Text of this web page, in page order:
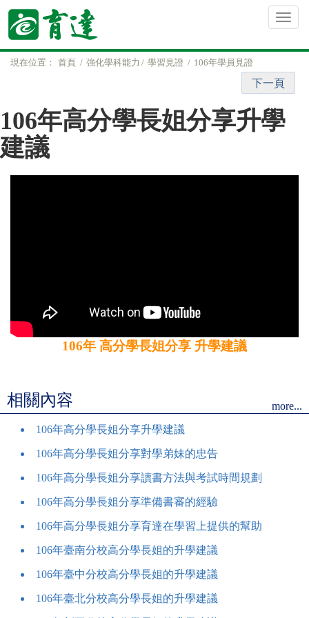
現在位置： 首頁 強化學科能力 學習見證 106年學員見證
下一頁
106年高分學長姐分享升學
建議
106年 高分學長姐分享 升學建議
more...
相關內容
106年高分學長姐分享升學建議
106年高分學長姐分享對學弟妹的忠告
106年高分學長姐分享讀書方法與考試時間規劃
106年高分學長姐分享準備書審的經驗
106年高分學長姐分享育達在學習上提供的幫助
106年臺南分校高分學長姐的升學建議
106年臺中分校高分學長姐的升學建議
106年臺北分校高分學長姐的升學建議